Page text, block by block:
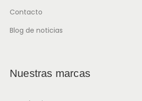
Contacto
Blog de noticias
Nuestras marcas